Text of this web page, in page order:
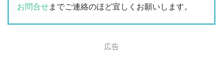
お問合せまでご連絡のほど宜しくお願いします。
広告